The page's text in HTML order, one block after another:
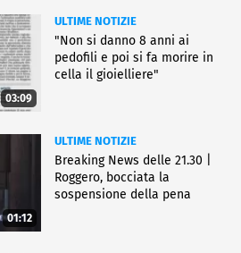
03:09
ULTIME NOTIZIE
"Non si danno 8 anni ai
pedofili e poi si fa morire in
cella il gioielliere"
01:12
ULTIME NOTIZIE
Breaking News delle 21.30 |
Roggero, bocciata la
sospensione della pena